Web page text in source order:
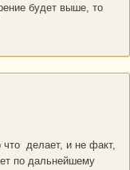
будет выше, то
что делает, и не факт,
по дальнейшему